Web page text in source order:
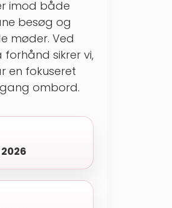
imod både
besøg og
møder. Ved
sikrer vi,
en fokuseret
ombord.
2026